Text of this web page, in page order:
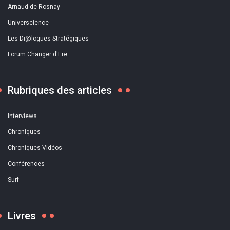
Arnaud de Rosnay
Universcience
Les Di@logues Stratégiques
Forum Changer d'Ere
Rubriques des articles
Interviews
Chroniques
Chroniques Vidéos
Conférences
Surf
Livres